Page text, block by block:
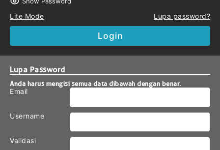
Lite Mode Lupa password?
Login
Lupa Password
Anda harus mengisi semua data dibawah dengan benar.
Email
Username
Validasi